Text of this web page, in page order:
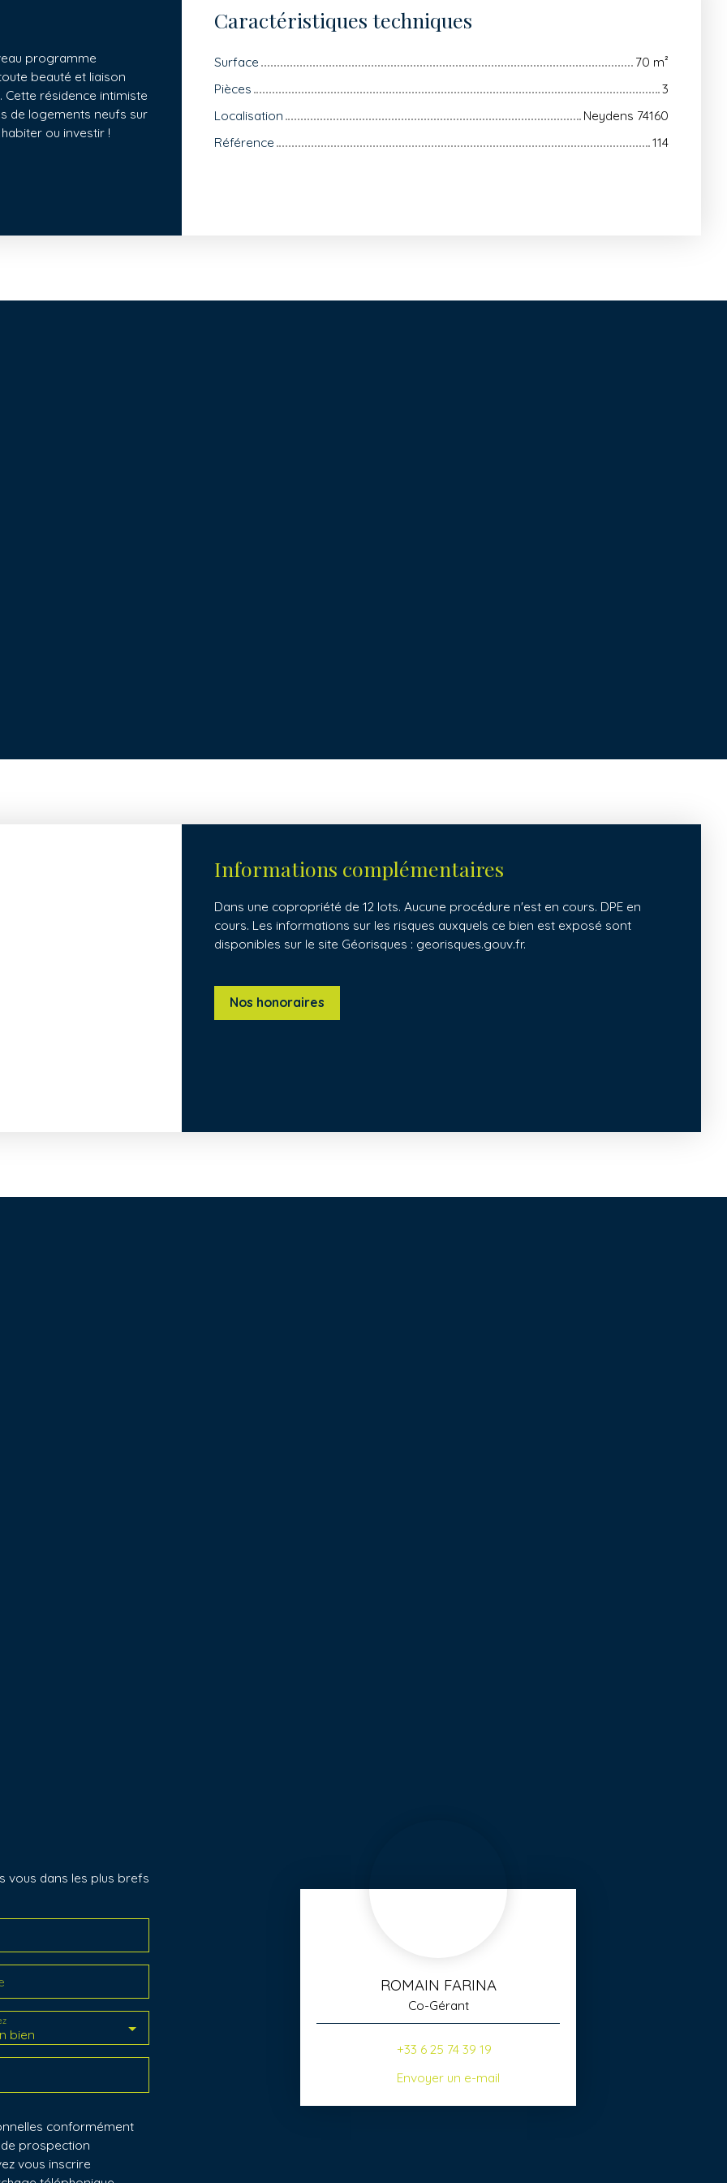
programme
beauté et liaison
résidence intimiste
de logements neufs sur
ou investir !
Caractéristiques techniques
Surface 70 m²
Pièces
3
Localisation
Neydens 74160
Référence
114
Informations complémentaires
Dans une copropriété de 12 lots. Aucune procédure n'est en cours. DPE en
cours. Les informations sur les risques auxquels ce bien est exposé sont
disponibles sur le site Géorisques : georisques.gouv.fr.
Nos honoraires
vous dans les plus brefs
bien
conformément
de prospection
vous inscrire
ROMAIN FARINA
Co-Gérant
+33 6 25 74 39 19
Envoyer un e-mail